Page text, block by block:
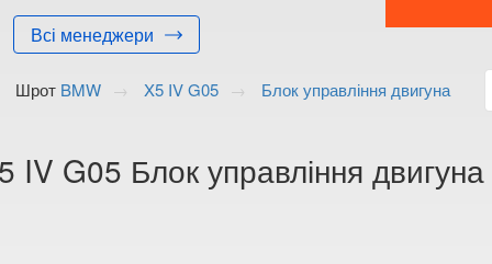
Всі менеджери
Шрот BMW X5 IV G05 Блок управління двигуна
IV G05 Блок управління
Менеджер:
+38 (095) 559-